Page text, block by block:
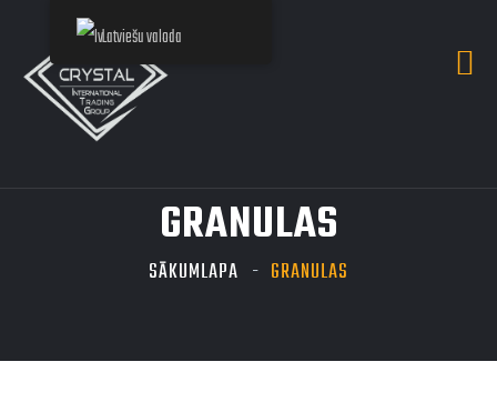
GRANULAS
SĀKUMLAPA GRANULAS
Latviešu valoda